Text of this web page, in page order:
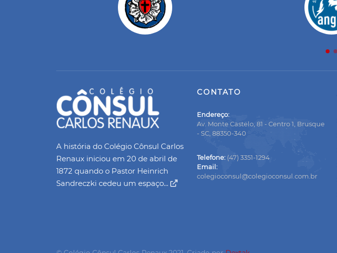
A história do Colégio Cônsul Carlos
Renaux iniciou em 20 de abril de
1872 quando o Pastor Heinrich
Sandreczki cedeu um espaço...
CONTATO
Endereço:
Av. Monte Castelo, 81 - Centro 1, Brusque
- SC, 88350-340
Telefone: (47) 3351-1294
Email:
colegioconsul@colegioconsul.com.br